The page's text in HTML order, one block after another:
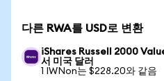
다른 RWA를 USD로 변환
iShares Russell 2000
서 미국 달러
1 IWNon는 $228.20와 같음